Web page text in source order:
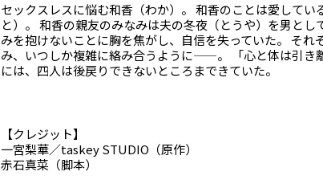
セックスレスに悩む和香（わか）。 和香のことは愛してい
と）。 和香の親友のみなみは夫の冬夜（とうや）を男と
みを抱けないことに胸を焦がし、自信を失っていた。 それ
み、いつしか複雑に絡み合うように——。 「心と体は引き
には、四人は後戻りできないところまできていた。
【クレジット】
一宮梨華／taskey STUDIO（原作）
赤石真菜（脚本）